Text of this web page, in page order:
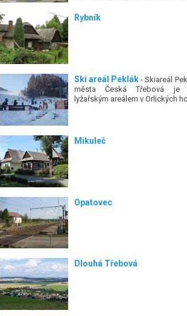
Rybník
Ski areál Peklák - Skiareál
města Česká Třebová je
lyžařským areálem v Orlických
Mikuleč
Opatovec
Dlouhá Třebová